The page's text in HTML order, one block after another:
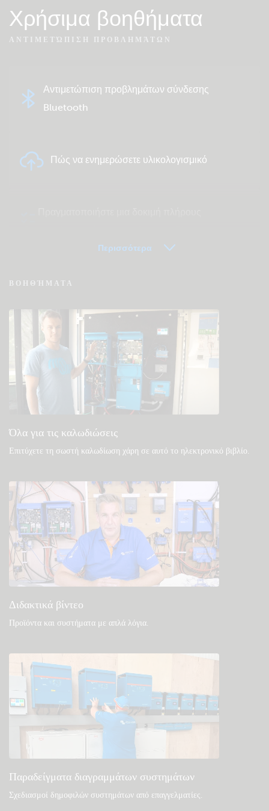
Χρήσιμα βοηθήματα
ΑΝΤΙΜΕΤΏΠΙΣΗ ΠΡΟΒΛΗΜΆΤΩΝ
Αντιμετώπιση προβλημάτων σύνδεσης
Bluetooth
Πώς να ενημερώσετε υλικολογισμικό
Συχνές ερωτήσεις για VRM - Εξ Αποστάσεως
Δείτε στη γνωσιακή βάση της κοινότητάς μας
Γενικές λήψεις & τεκμηρίωση
Περισσότερα
ΒΟΗΘΉΜΑΤΑ
Όλα για τις καλωδιώσεις
Επιτύχετε τη σωστή καλωδίωση χάρη σε αυτό το ηλεκτρονικό βιβλίο.
Διδακτικά βίντεο
Προϊόντα και συστήματα με απλά λόγια.
Παραδείγματα διαγραμμάτων συστημάτων
Σχεδιασμοί δημοφιλών συστημάτων από επαγγελματίες.